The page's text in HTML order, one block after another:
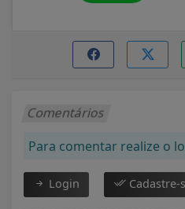
Comentários
Para comentar realize o
Login Cadastre-